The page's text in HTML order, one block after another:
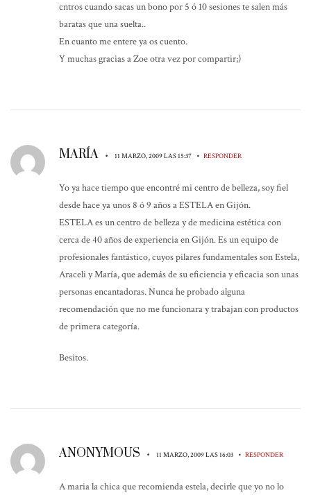
cntros cuando sacas un bono por 5 ó 10 sesiones te salen más
baratas que una suelta..
En cuanto me entere ya os cuento.
Y muchas gracias a Zoe otra vez por compartir;)
MARÍA • 11 MARZO, 2009 LAS 15:37 • RESPONDER
Yo ya hace tiempo que encontré mi centro de belleza, soy fiel
desde hace ya unos 8 ó 9 años a ESTELA en Gijón.
ESTELA es un centro de belleza y de medicina estética con
cerca de 40 años de experiencia en Gijón. Es un equipo de
profesionales fantástico, cuyos pilares fundamentales son Estela,
Araceli y María, que además de su eficiencia y eficacia son unas
personas encantadoras. Nunca he probado alguna
recomendación que no me funcionara y trabajan con productos
de primera categoría.
Besitos.
ANONYMOUS • 11 MARZO, 2009 LAS 16:03 • RESPONDER
A maria la chica que recomienda estela, decirle que yo no lo